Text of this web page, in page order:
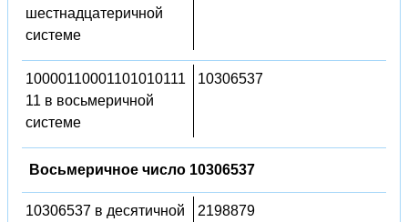
шестнадцатеричной
системе
10000110001101010111
11 в восьмеричной
системе
10306537
Восьмеричное число 10306537
10306537 в десятичной 2198879